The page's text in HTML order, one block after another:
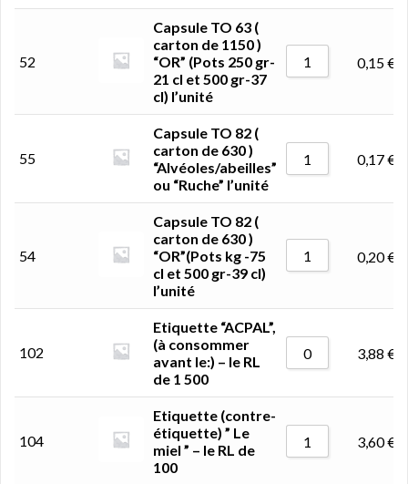
52
Capsule TO 63 (
carton de 1150 )
“OR” (Pots 250 gr-
21 cl et 500 gr-37
cl) l’unité
0,15€
55
Capsule TO 82 (
carton de 630 )
“Alvéoles/abeilles”
ou “Ruche” l’unité
0,17€
54
Capsule TO 82 (
carton de 630 )
“OR”(Pots kg -75
cl et 500 gr-39 cl)
l’unité
0,20€
102
Etiquette “ACPAL”,
(à consommer
avant le:) – le RL
de 1 500
3,88 €
104
Etiquette (contre-
étiquette) ” Le
miel ” – le RL de
100
3,60€